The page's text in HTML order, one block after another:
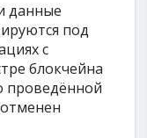
данные
под
с
блокчейна
проведённой